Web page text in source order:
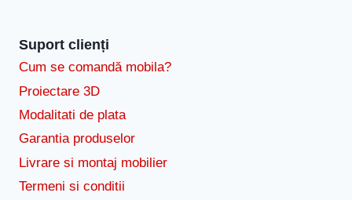
Suport clienți
Cum se comandă mobila?
Proiectare 3D
Modalitati de plata
Garantia produselor
Livrare si montaj mobilier
Termeni si conditii